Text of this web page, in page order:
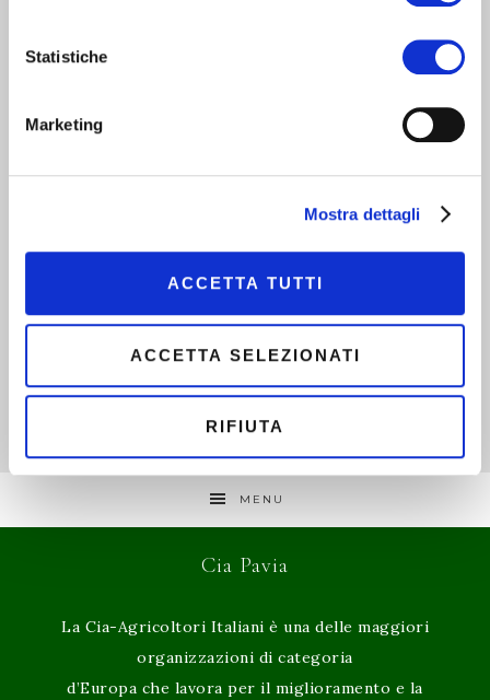
Statistiche
Marketing
Mostra dettagli
ACCETTA TUTTI
ACCETTA SELEZIONATI
RIFIUTA
MENU
Cia Pavia
La Cia-Agricoltori Italiani è una delle maggiori
organizzazioni di categoria
d’Europa che lavora per il miglioramento e la